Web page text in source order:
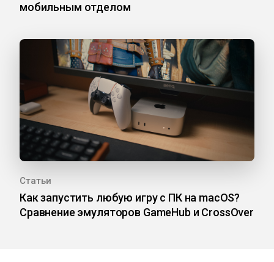
мобильным отделом
Статьи
Как запустить любую игру с ПК на macOS?
Сравнение эмуляторов GameHub и CrossOver